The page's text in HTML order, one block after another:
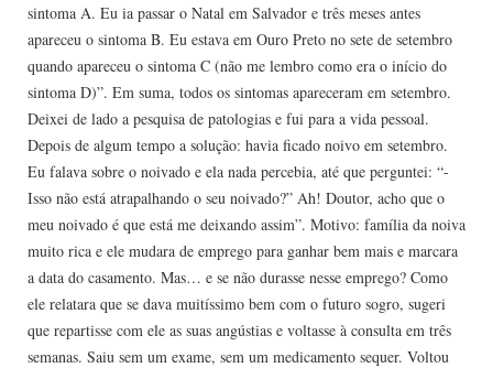
sintoma A. Eu ia passar o Natal em Salvador e três meses antes
apareceu o sintoma B. Eu estava em Ouro Preto no sete de setembro
quando apareceu o sintoma C (não me lembro como era o início do
sintoma D)”. Em suma, todos os sintomas apareceram em setembro.
Deixei de lado a pesquisa de patologias e fui para a vida pessoal.
Depois de algum tempo a solução: havia ficado noivo em setembro.
Eu falava sobre o noivado e ela nada percebia, até que perguntei: “-
Isso não está atrapalhando o seu noivado?” Ah! Doutor, acho que o
meu noivado é que está me deixando assim”. Motivo: família da noiva
muito rica e ele mudara de emprego para ganhar bem mais e marcara
a data do casamento. Mas… e se não durasse nesse emprego? Como
ele relatara que se dava muitíssimo bem com o futuro sogro, sugeri
que repartisse com ele as suas angústias e voltasse à consulta em três
semanas. Saiu sem um exame, sem um medicamento sequer. Voltou